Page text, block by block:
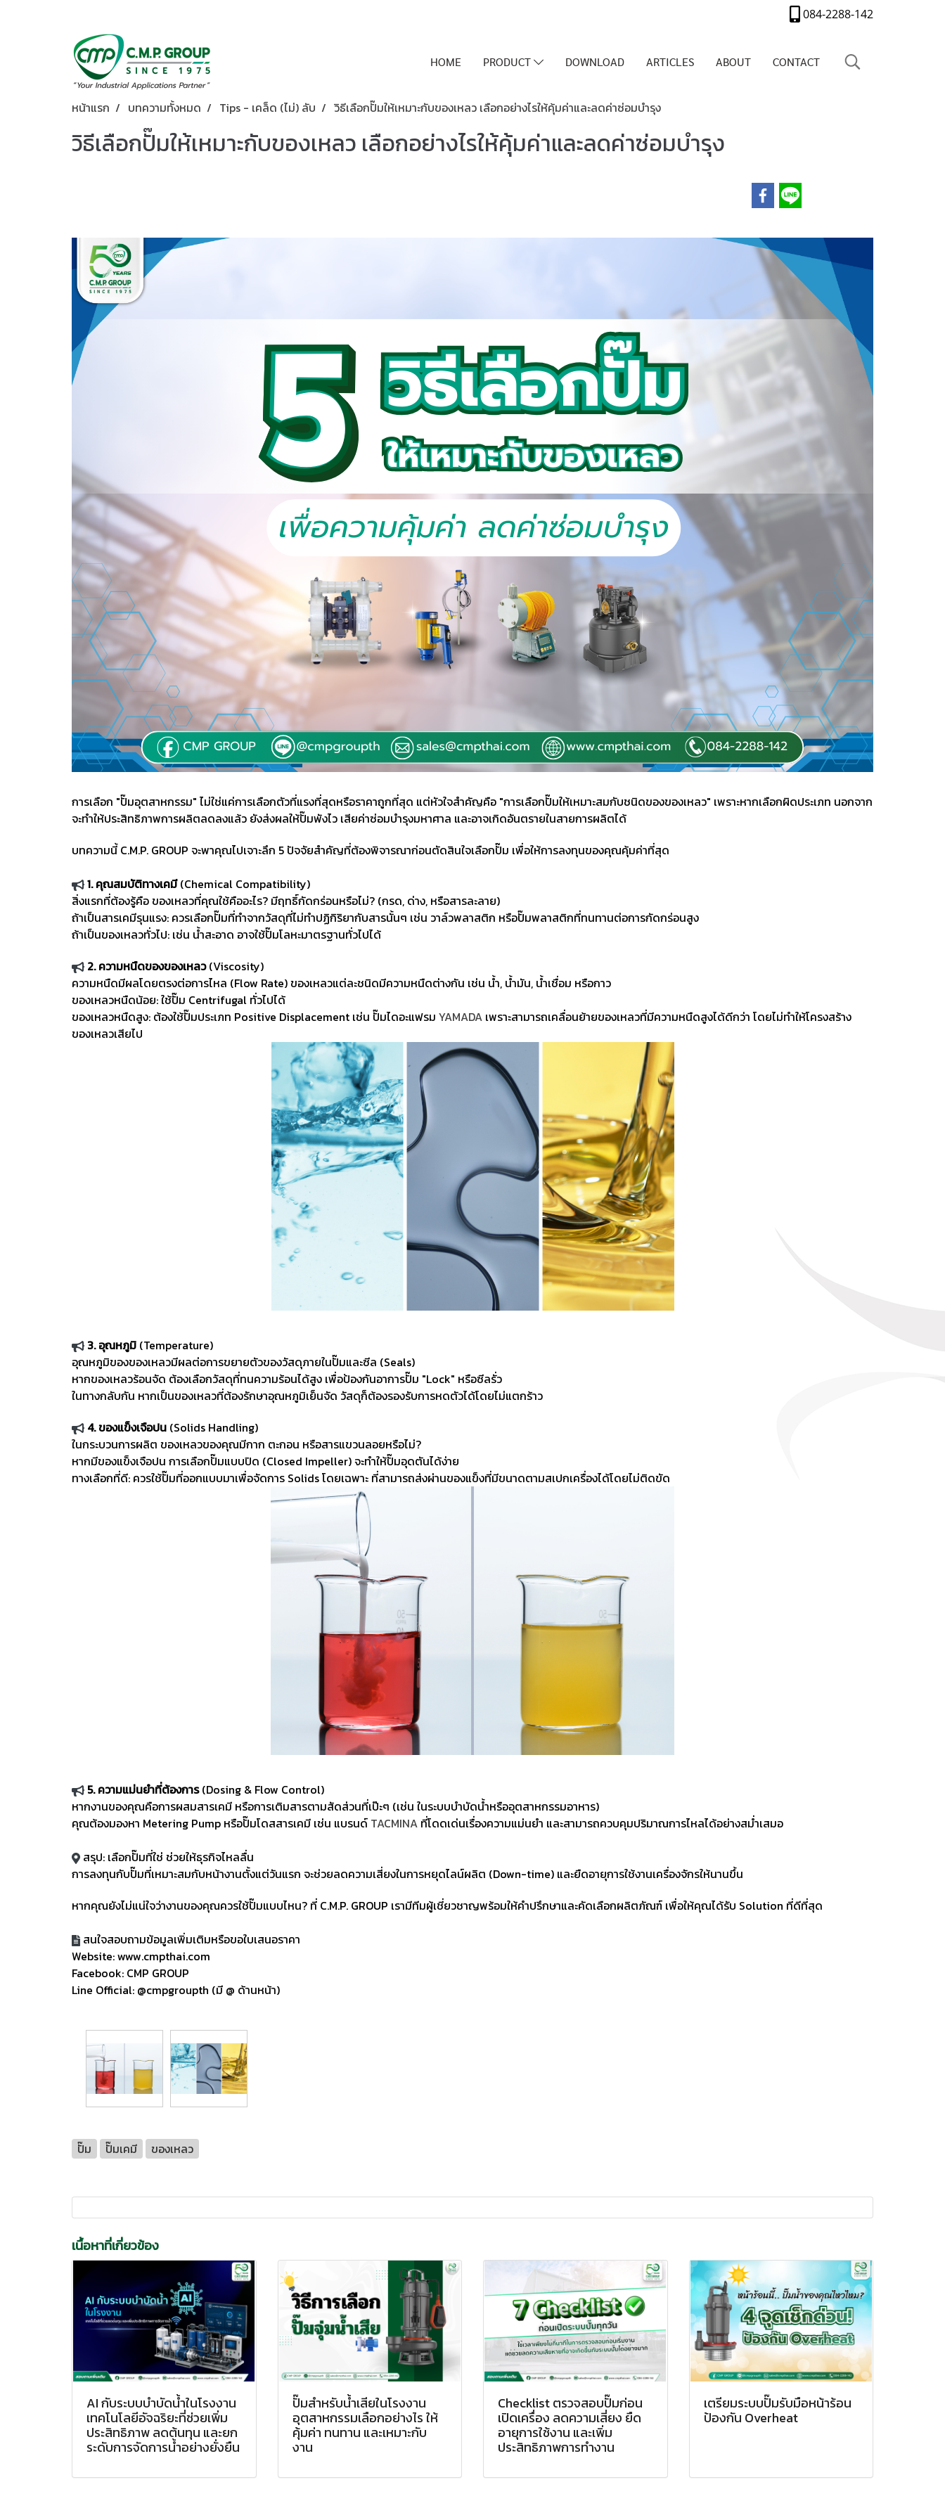
084-2288-142
HOME PRODUCT DOWNLOAD ARTICLES ABOUT CONTACT
หน้าแรก บทความทั้งหมด Tips - เคล็ด (ไม่) ลับ วิธีเลือกปั๊มให้เหมาะกับของเหลว เลือกอย่างไรให้คุ้มค่าและลดค่าซ่อมบำรุง
วิธีเลือกปั๊มให้เหมาะกับของเหลว เลือกอย่างไรให้คุ้มค่าและลดค่าซ่อมบำรุง
การเลือก "ปั๊มอุตสาหกรรม" ไม่ใช่แค่การเลือกตัวที่แรงที่สุดหรือราคาถูกที่สุด แต่หัวใจสำคัญคือ "การเลือกปั๊มให้เหมาะสมกับชนิดของของเหลว" เพราะหากเลือกผิดประเภท นอกจาก
จะทำให้ประสิทธิภาพการผลิตลดลงแล้ว ยังส่งผลให้ปั๊มพังไว เสียค่าซ่อมบำรุงมหาศาล และอาจเกิดอันตรายในสายการผลิตได้
บทความนี้ C.M.P. GROUP จะพาคุณไปเจาะลึก 5 ปัจจัยสำคัญที่ต้องพิจารณาก่อนตัดสินใจเลือกปั๊ม เพื่อให้การลงทุนของคุณคุ้มค่าที่สุด
1. คุณสมบัติทางเคมี(Chemical Compatibility)
สิ่งแรกที่ต้องรู้คือ ของเหลวที่คุณใช้คืออะไร? มีฤทธิ์กัดกร่อนหรือไม่? (กรด, ด่าง, หรือสารละลาย)
ถ้าเป็นสารเคมีรุนแรง: ควรเลือกปั๊มที่ทำจากวัสดุที่ไม่ทำปฏิกิริยากับสารนั้นๆ เช่น วาล์วพลาสติก หรือปั๊มพลาสติกที่ทนทานต่อการกัดกร่อนสูง
ถ้าเป็นของเหลวทั่วไป: เช่น น้ำสะอาด อาจใช้ปั๊มโลหะมาตรฐานทั่วไปได้
2. ความหนืดของของเหลว(Viscosity)
ความหนืดมีผลโดยตรงต่อการไหล (Flow Rate) ของเหลวแต่ละชนิดมีความหนืดต่างกัน เช่น น้ำ, น้ำมัน, น้ำเชื่อม หรือกาว
ของเหลวหนืดน้อย: ใช้ปั๊ม Centrifugal ทั่วไปได้
ของเหลวหนืดสูง: ต้องใช้ปั๊มประเภท Positive Displacement เช่น ปั๊มไดอะแฟรม YAMADA เพราะสามารถเคลื่อนย้ายของเหลวที่มีความหนืดสูงได้ดีกว่า โดยไม่ทำให้โครงสร้าง
ของเหลวเสียไป
3. อุณหภูมิ (Temperature)
อุณหภูมิของของเหลวมีผลต่อการขยายตัวของวัสดุภายในปั๊มและซีล (Seals)
หากของเหลวร้อนจัด ต้องเลือกวัสดุที่ทนความร้อนได้สูง เพื่อป้องกันอาการปั๊ม "Lock" หรือซีลรั่ว
ในทางกลับกัน หากเป็นของเหลวที่ต้องรักษาอุณหภูมิเย็นจัด วัสดุก็ต้องรองรับการหดตัวได้โดยไม่แตกร้าว
4. ของแข็งเจือปน (Solids Handling)
ในกระบวนการผลิต ของเหลวของคุณมีกาก ตะกอน หรือสารแขวนลอยหรือไม่?
หากมีของแข็งเจือปน การเลือกปั๊มแบบปิด (Closed Impeller) จะทำให้ปั๊มอุดตันได้ง่าย
ทางเลือกที่ดี: ควรใช้ปั๊มที่ออกแบบมาเพื่อจัดการ Solids โดยเฉพาะ ที่สามารถส่งผ่านของแข็งที่มีขนาดตามสเปกเครื่องได้โดยไม่ติดขัด
5. ความแม่นยำที่ต้องการ(Dosing & Flow Control)
หากงานของคุณคือการผสมสารเคมี หรือการเติมสารตามสัดส่วนที่เป๊ะๆ (เช่น ในระบบบำบัดน้ำหรืออุตสาหกรรมอาหาร)
คุณต้องมองหา Metering Pump หรือปั๊มโดสสารเคมี เช่น แบรนด์ TACMINA ที่โดดเด่นเรื่องความแม่นยำ และสามารถควบคุมปริมาณการไหลได้อย่างสม่ำเสมอ
สรุป: เลือกปั๊มที่ใช่ ช่วยให้ธุรกิจไหลลื่น
การลงทุนกับปั๊มที่เหมาะสมกับหน้างานตั้งแต่วันแรก จะช่วยลดความเสี่ยงในการหยุดไลน์ผลิต (Down-time) และยืดอายุการใช้งานเครื่องจักรให้นานขึ้น
หากคุณยังไม่แน่ใจว่างานของคุณควรใช้ปั๊มแบบไหน? ที่ C.M.P. GROUP เรามีทีมผู้เชี่ยวชาญพร้อมให้คำปรึกษาและคัดเลือกผลิตภัณฑ์ เพื่อให้คุณได้รับ Solution ที่ดีที่สุด
สนใจสอบถามข้อมูลเพิ่มเติมหรือขอใบเสนอราคา
Website: www.cmpthai.com
Facebook: CMP GROUP
Line Official: @cmpgroupth (มี @ ด้านหน้า)
ปั๊ม ปั๊มเคมี ของเหลว
เนื้อหาที่เกี่ยวข้อง
AI กับระบบบำบัดน้ำในโรงงาน
เทคโนโลยีอัจฉริยะที่ช่วยเพิ่ม
ประสิทธิภาพ ลดต้นทุน และยก
ระดับการจัดการน้ำอย่างยั่งยืน
ปั๊มสำหรับน้ำเสียในโรงงาน
อุตสาหกรรมเลือกอย่างไร ให้
คุ้มค่า ทนทาน และเหมาะกับ
งาน
Checklist ตรวจสอบปั๊มก่อน
เปิดเครื่อง ลดความเสี่ยง ยืด
อายุการใช้งาน และเพิ่ม
ประสิทธิภาพการทำงาน
เตรียมระบบปั๊มรับมือหน้าร้อน
ป้องกัน Overheat